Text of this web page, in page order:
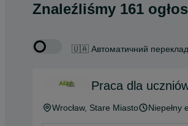
Znaleźliśmy 161
🇺🇦 Автоматичний переклад
Praca dla
Wrocław, Stare Miasto Niepełny